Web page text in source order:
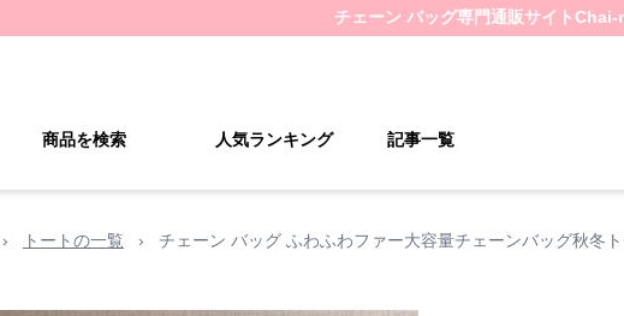
チェーン バッグ専門通販サイトChai-
商品を検索 人気ランキング 記事一覧
› トートの一覧 › チェーン バッグ ふわふわファー大容量チェーンバッグ秋冬ト